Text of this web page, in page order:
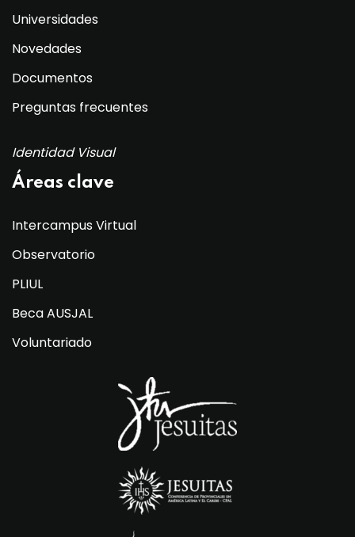
Universidades
Novedades
Documentos
Preguntas frecuentes
Identidad Visual
Áreas clave
Intercampus Virtual
Observatorio
PLIUL
Beca AUSJAL
Voluntariado